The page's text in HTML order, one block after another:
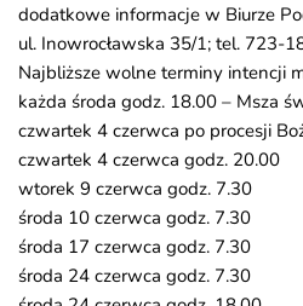
dodatkowe informacje w Biurze
ul. Inowrocławska 35/1; tel. 723-
Najbliższe wolne terminy intencji
każda środa godz. 18.00 – Msza
czwartek 4 czerwca po procesji
czwartek 4 czerwca godz. 20.00
wtorek 9 czerwca godz. 7.30
środa 10 czerwca godz. 7.30
środa 17 czerwca godz. 7.30
środa 24 czerwca godz. 7.30